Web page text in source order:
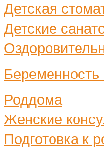
Детская
Детские
Роддома
Женские
Подготовка к